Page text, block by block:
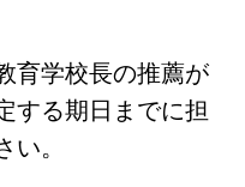
育学校長の推薦が
する期日までに担
い。